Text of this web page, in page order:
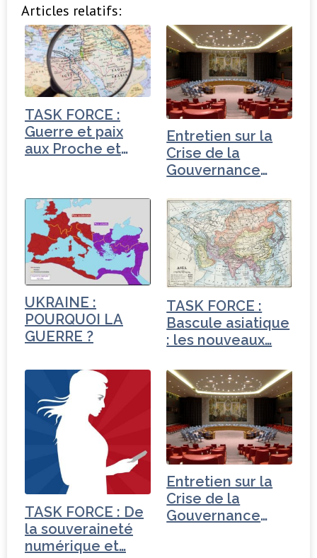
c
e
b
o
o
k
it
t
e
r
k
e
dI
n
ta
g
e
r
Articles relatifs:
TASK FORCE :
Guerre et paix
aux Proche et
Entretien sur la
Crise de la
Gouvernance
Turquie
UKRAINE :
POURQUOI LA
GUERRE ?
TASK FORCE :
Bascule asiatique
: les nouveaux…
TASK FORCE : De
la souveraineté
numérique et…
Entretien sur la
Crise de la
Gouvernance